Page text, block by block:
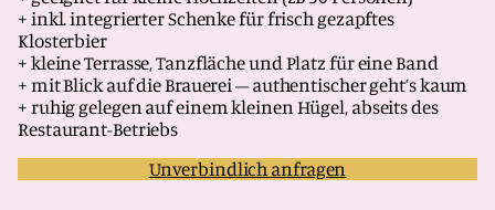
+ inkl. integrierter Schenke für frisch gezapftes
Klosterbier
+ kleine Terrasse, Tanzfläche und Platz für eine Band
+ mit Blick auf die Brauerei – authentischer geht’s kaum
+ ruhig gelegen auf einem kleinen Hügel, abseits des
Restaurant-Betriebs
Unverbindlich anfragen